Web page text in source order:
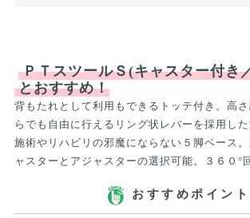
ＰＴスツールＳ(キャスター付き
とおすすめ！
背もたれとして利用もできるトッテ付き。高
らでも自由に行えるリング状レバーを採用した
施術やリハビリの邪魔にならない５脚ベース
ャスターとアジャスターの選択可能。３６０°
おすすめポイント